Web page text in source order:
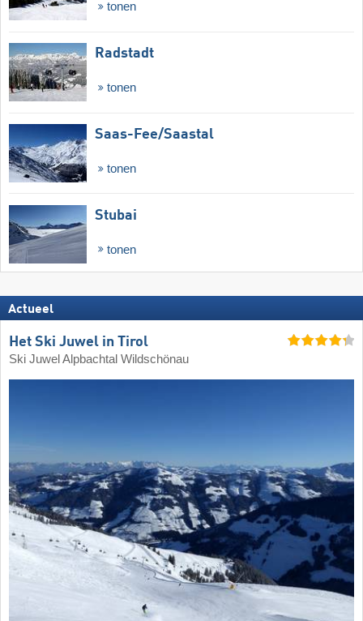
tonen
Radstadt
tonen
Saas-Fee/​Saastal
tonen
Stubai
tonen
Actueel
Het Ski Juwel in Tirol
Ski Juwel Alpbachtal Wildschönau